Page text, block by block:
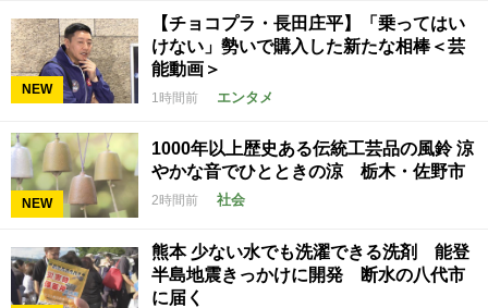
NEW
【チョコプラ・長田庄平】「乗ってはい
けない」勢いで購入した新たな相棒＜芸
能動画＞
1時間前 エンタメ
NEW
1000年以上歴史ある伝統工芸品の風鈴 涼
やかな音でひとときの涼 栃木・佐野市
2時間前 社会
熊本 少ない水でも洗濯できる洗剤 能登
半島地震きっかけに開発 断水の八代市
に届く